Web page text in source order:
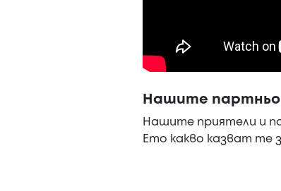
Нашите
Нашите приятели и
Ето какво казват те